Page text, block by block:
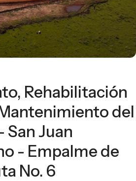
Rehabilitación
del
San Juan
- Empalme de
No. 6